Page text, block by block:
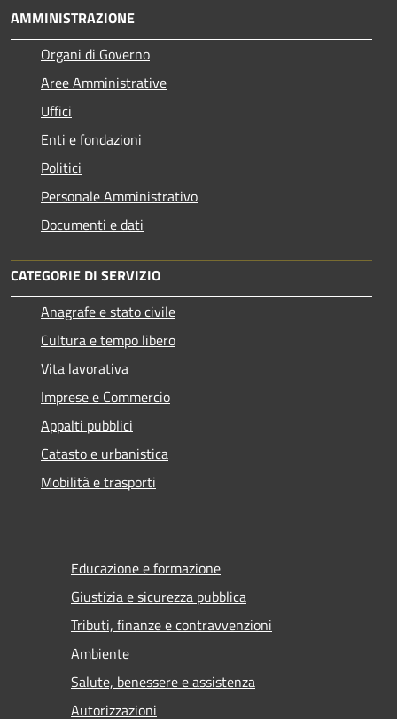
AMMINISTRAZIONE
Organi di Governo
Aree Amministrative
Uffici
Enti e fondazioni
Politici
Personale Amministrativo
Documenti e dati
CATEGORIE DI SERVIZIO
Anagrafe e stato civile
Cultura e tempo libero
Vita lavorativa
Imprese e Commercio
Appalti pubblici
Catasto e urbanistica
Mobilità e trasporti
Educazione e formazione
Giustizia e sicurezza pubblica
Tributi, finanze e contravvenzioni
Ambiente
Salute, benessere e assistenza
Autorizzazioni